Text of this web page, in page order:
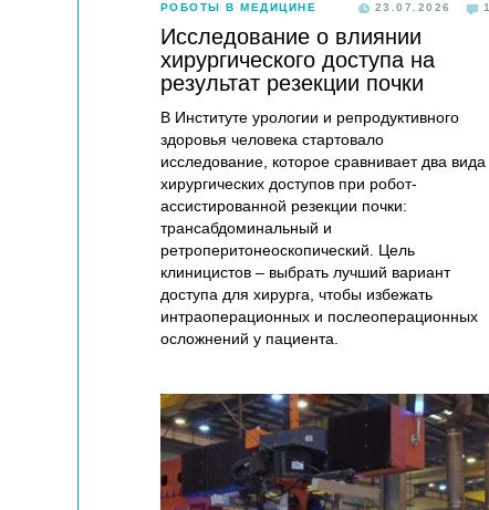
РОБОТЫ В МЕДИЦИНЕ 23.07.2026 1
Исследование о влиянии
хирургического доступа на
результат резекции почки
В Институте урологии и репродуктивного
здоровья человека стартовало
исследование, которое сравнивает два вида
хирургических доступов при робот-
ассистированной резекции почки:
трансабдоминальный и
ретроперитонеоскопический. Цель
клиницистов – выбрать лучший вариант
доступа для хирурга, чтобы избежать
интраоперационных и послеоперационных
осложнений у пациента.